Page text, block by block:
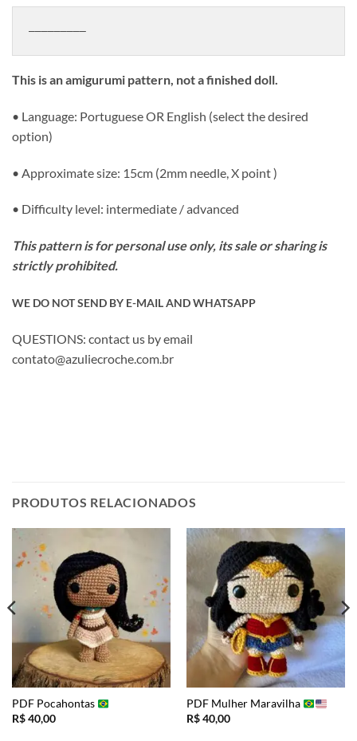
—————————
This is an amigurumi pattern, not a finished doll.
• Language: Portuguese OR English (select the desired
option)
• Approximate size: 15cm (2mm needle, X point )
• Difficulty level: intermediate / advanced
This pattern is for personal use only, its sale or sharing is
strictly prohibited.
WE DO NOT SEND BY E-MAIL AND WHATSAPP
QUESTIONS: contact us by email
contato@azuliecroche.com.br
PRODUTOS RELACIONADOS
PDF Pocahontas
R$40,00
PDF Mulher Maravilha
R$40,00